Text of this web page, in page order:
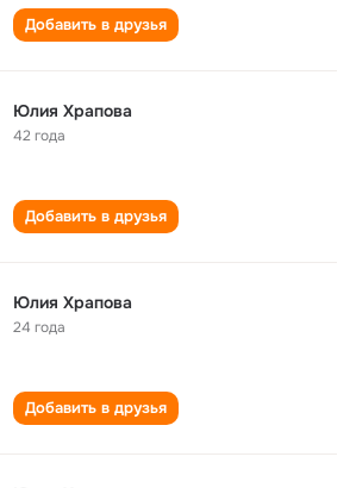
Добавить в друзья
Юлия Храпова
42 года
Добавить в друзья
Юлия Храпова
24 года
Добавить в друзья